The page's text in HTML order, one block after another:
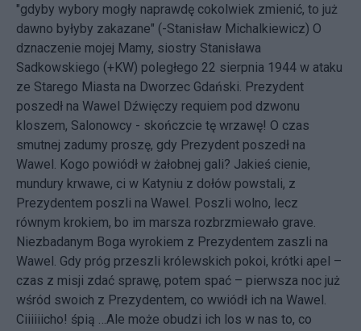
"gdyby wybory mogły naprawdę cokolwiek zmienić, to już
dawno byłyby zakazane" (-Stanisław Michalkiewicz) O
dznaczenie mojej Mamy, siostry Stanisława
Sadkowskiego (+KW) poległego 22 sierpnia 1944 w ataku
ze Starego Miasta na Dworzec Gdański. Prezydent
poszedł na Wawel Dźwięczy requiem pod dzwonu
kloszem, Salonowcy - skończcie tę wrzawę! O czas
smutnej zadumy proszę, gdy Prezydent poszedł na
Wawel. Kogo powiódł w żałobnej gali? Jakieś cienie,
mundury krwawe, ci w Katyniu z dołów powstali, z
Prezydentem poszli na Wawel. Poszli wolno, lecz
równym krokiem, bo im marsza rozbrzmiewało grave.
Niezbadanym Boga wyrokiem z Prezydentem zaszli na
Wawel. Gdy próg przeszli królewskich pokoi, krótki apel –
czas z misji zdać sprawę, potem spać – pierwsza noc już
wśród swoich z Prezydentem, co wwiódł ich na Wawel.
Ciiiiiicho! śpią …Ale może obudzi ich los w nas to, co